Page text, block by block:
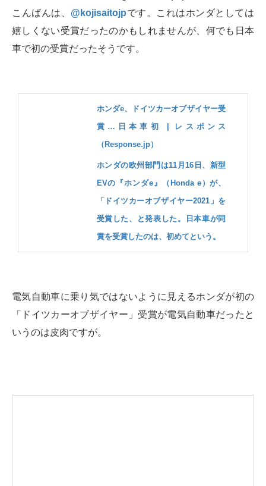
こんばんは、 @kojisaitojpです。これはホンダとしては
嬉しくない受賞だったのかもしれませんが、何でも日本
車で初の受賞だったそうです。
ホンダe、ドイツカーオブザイヤー受
賞…日本車初 | レスポンス
（Response.jp）
ホンダの欧州部門は11月16日、新型
EVの『ホンダe』（Honda e）が、
「ドイツカーオブザイヤー2021」を
受賞した、と発表した。日本車が同
賞を受賞したのは、初めてという。
電気自動車に乗り気ではないように見えるホンダが初の
「ドイツカーオブザイヤー」受賞が電気自動車だったと
いうのは皮肉ですが。